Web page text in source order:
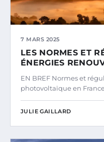
7 MARS 2025
LES NORMES ET
ÉNERGIES
EN BREF Normes et
photovoltaïque en
JULIE GAILLARD